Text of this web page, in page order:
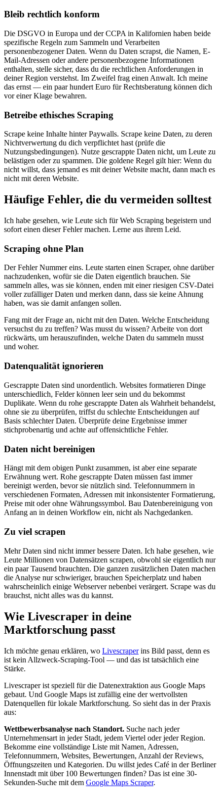
Bleib rechtlich konform
Die DSGVO in Europa und der CCPA in Kalifornien haben beide
spezifische Regeln zum Sammeln und Verarbeiten
personenbezogener Daten. Wenn du Daten scrapst, die Namen, E-
Mail-Adressen oder andere personenbezogene Informationen
enthalten, stelle sicher, dass du die rechtlichen Anforderungen in
deiner Region verstehst. Im Zweifel frag einen Anwalt. Ich meine
das ernst — ein paar hundert Euro für Rechtsberatung können dich
vor einer Klage bewahren.
Betreibe ethisches Scraping
Scrape keine Inhalte hinter Paywalls. Scrape keine Daten, zu deren
Nichtverwertung du dich verpflichtet hast (prüfe die
Nutzungsbedingungen). Nutze gescrappte Daten nicht, um Leute zu
belästigen oder zu spammen. Die goldene Regel gilt hier: Wenn du
nicht willst, dass jemand es mit deiner Website macht, dann mach es
nicht mit deren Website.
Häufige Fehler, die du vermeiden solltest
Ich habe gesehen, wie Leute sich für Web Scraping begeistern und
sofort einen dieser Fehler machen. Lerne aus ihrem Leid.
Scraping ohne Plan
Der Fehler Nummer eins. Leute starten einen Scraper, ohne darüber
nachzudenken, wofür sie die Daten eigentlich brauchen. Sie
sammeln alles, was sie können, enden mit einer riesigen CSV-Datei
voller zufälliger Daten und merken dann, dass sie keine Ahnung
haben, was sie damit anfangen sollen.
Fang mit der Frage an, nicht mit den Daten. Welche Entscheidung
versuchst du zu treffen? Was musst du wissen? Arbeite von dort
rückwärts, um herauszufinden, welche Daten du sammeln musst
und woher.
Datenqualität ignorieren
Gescrappte Daten sind unordentlich. Websites formatieren Dinge
unterschiedlich, Felder können leer sein und du bekommst
Duplikate. Wenn du rohe gescrappte Daten als Wahrheit behandelst,
ohne sie zu überprüfen, triffst du schlechte Entscheidungen auf
Basis schlechter Daten. Überprüfe deine Ergebnisse immer
stichprobenartig und achte auf offensichtliche Fehler.
Daten nicht bereinigen
Hängt mit dem obigen Punkt zusammen, ist aber eine separate
Erwähnung wert. Rohe gescrappte Daten müssen fast immer
bereinigt werden, bevor sie nützlich sind. Telefonnummern in
verschiedenen Formaten, Adressen mit inkonsistenter Formatierung,
Preise mit oder ohne Währungssymbol. Bau Datenbereinigung von
Anfang an in deinen Workflow ein, nicht als Nachgedanken.
Zu viel scrapen
Mehr Daten sind nicht immer bessere Daten. Ich habe gesehen, wie
Leute Millionen von Datensätzen scrapen, obwohl sie eigentlich nur
ein paar Tausend brauchten. Die ganzen zusätzlichen Daten machen
die Analyse nur schwieriger, brauchen Speicherplatz und haben
wahrscheinlich einige Webserver nebenbei verärgert. Scrape was du
brauchst, nicht alles was du kannst.
Wie Livescraper in deine
Marktforschung passt
Ich möchte genau erklären, wo Livescraperins Bild passt, denn es
ist kein Allzweck-Scraping-Tool — und das ist tatsächlich eine
Stärke.
Livescraper ist speziell für die Datenextraktion aus Google Maps
gebaut. Und Google Maps ist zufällig eine der wertvollsten
Datenquellen für lokale Marktforschung. So sieht das in der Praxis
aus:
Wettbewerbsanalyse nach Standort. Suche nach jeder
Unternehmensart in jeder Stadt, jedem Viertel oder jeder Region.
Bekomme eine vollständige Liste mit Namen, Adressen,
Telefonnummern, Websites, Bewertungen, Anzahl der Reviews,
Öffnungszeiten und Kategorien. Du willst jedes Café in der Berliner
Innenstadt mit über 100 Bewertungen finden? Das ist eine 30-
Sekunden-Suche mit dem Google Maps Scraper.